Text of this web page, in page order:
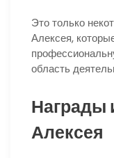
Это только
Алексея,
область
Награды
Алексея